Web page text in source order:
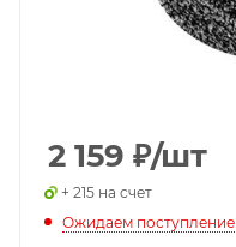
2 159 ₽/шт
+ 215 на счет
Ожидаем поступление